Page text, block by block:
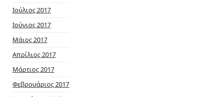
Ιούλιος 2017
Ιούνιος 2017
Μάιος 2017
Απρίλιος 2017
Μάρτιος 2017
Φεβρουάριος 2017